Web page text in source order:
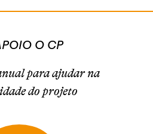
O CP
para ajudar na
do projeto